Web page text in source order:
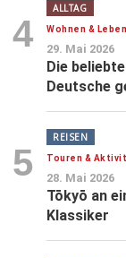
4
ALLTAG
Wohnen & Leben
29. Mai 2026
Die
Deutsche
5
REISEN
Touren &
28. Mai 2026
Tōkyō an
Klassiker